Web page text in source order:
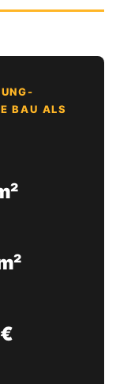
BAU ALS